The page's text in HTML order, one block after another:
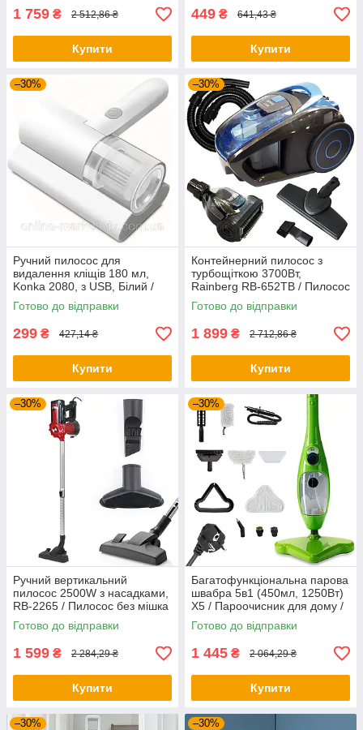
1 759 ₴ 2 512,86 ₴
Купити
449 ₴ 641,43 ₴
Купити
–30%
Ручний пилосос для
видалення кліщів 180 мл,
Konka 2080, з USB, Білий /
Бездротовий міні пилосос
Готово до відправки
299 ₴ 427,14 ₴
Купити
–30%
Контейнерний пилосос з
турбощіткою 3700Вт,
Rainberg RB-652ТB / Пилосос
без мішка / Пилосос з
контейнером
Готово до відправки
1 899 ₴ 2 712,86 ₴
Купити
–30%
Ручний вертикальний
пилосос 2500W з насадками,
RB-2265 / Пилосос без мішка
для сухого прибирання
Готово до відправки
1 599 ₴ 2 284,29 ₴
Купити
–30%
Багатофункціональна парова
швабра 5в1 (450мл, 1250Вт)
X5 / Пароочисник для дому /
Паровий пилосос
Готово до відправки
1 445 ₴ 2 064,29 ₴
Купити
–30% –30%